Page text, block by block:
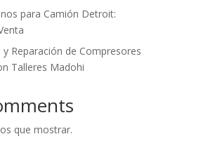
para Camión Detroit:
y Reparación de Compresores
Talleres Madohi
que mostrar.